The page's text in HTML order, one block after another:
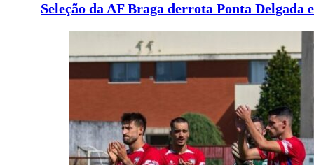
Seleção da AF Braga derrota Ponta Delgada